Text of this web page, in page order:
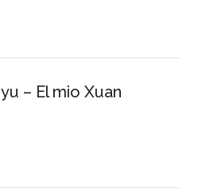
– El mio Xuan